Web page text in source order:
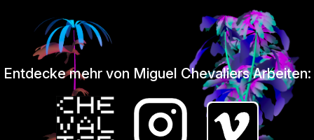
Entdecke mehr von Miguel Chevaliers Arbeiten: